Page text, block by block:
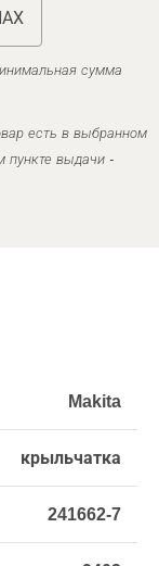
сумма
есть в выбранном
пункте выдачи -
Makita
крыльчатка
241662-7